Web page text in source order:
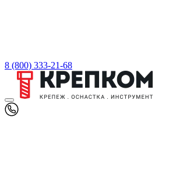
8 (800) 333-21-68